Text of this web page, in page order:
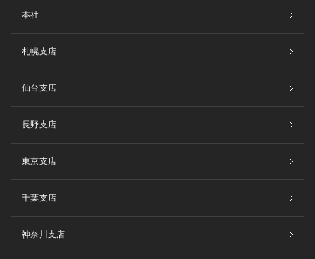
本社
札幌支店
仙台支店
長野支店
東京支店
千葉支店
神奈川支店